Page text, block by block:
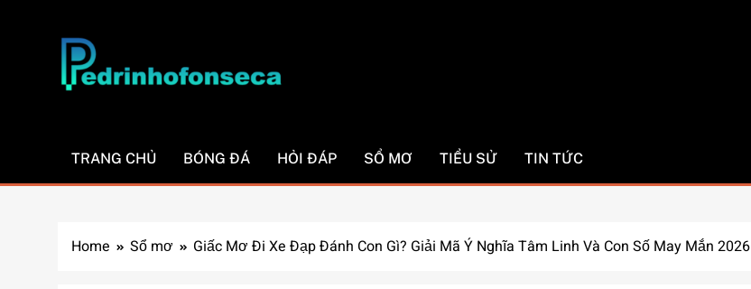
TRANG CHỦ BÓNG ĐÁ HỎI ĐÁP SỔ MƠ TIỂU SỬ TIN TỨC
Home Sổ mơ Giấc Mơ Đi Xe Đạp Đánh Con Gì? Giải Mã Ý Nghĩa Tâm Linh Và Con Số May Mắn 2026